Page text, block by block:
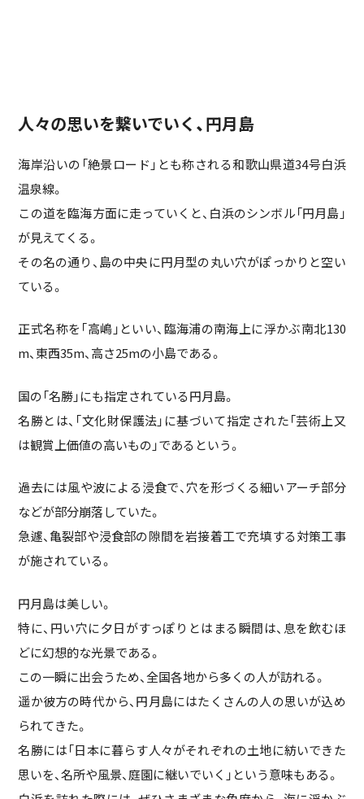
人々の思いを繋いでいく、円月島
海岸沿いの「絶景ロード」とも称される和歌山県道34号白浜
温泉線。
この道を臨海方面に走っていくと、白浜のシンボル「円月島」
が見えてくる。
その名の通り、島の中央に円月型の丸い穴がぽっかりと空い
ている。
正式名称を「高嶋」といい、臨海浦の南海上に浮かぶ南北130
m、東西35m、高さ25mの小島である。
国の「名勝」にも指定されている円月島。
名勝とは、「文化財保護法」に基づいて指定された「芸術上又
は観賞上価値の高いもの」であるという。
過去には風や波による浸食で、穴を形づくる細いアーチ部分
などが部分崩落していた。
急遽、亀裂部や浸食部の隙間を岩接着工で充填する対策工事
が施されている。
円月島は美しい。
特に、円い穴に夕日がすっぽりとはまる瞬間は、息を飲むほ
どに幻想的な光景である。
この一瞬に出会うため、全国各地から多くの人が訪れる。
遥か彼方の時代から、円月島にはたくさんの人の思いが込め
られてきた。
名勝には「日本に暮らす人々がそれぞれの土地に紡いできた
思いを、名所や風景、庭園に継いでいく」という意味もある。